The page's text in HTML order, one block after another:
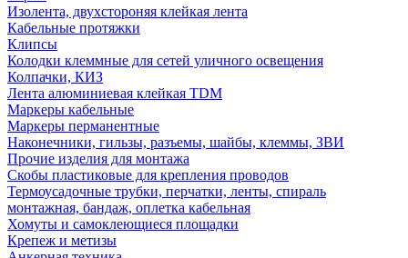
Изолента, двухстороняя клейкая лента
Кабельные протяжки
Клипсы
Колодки клеммные для сетей уличного освещения
Колпачки, КИЗ
Лента алюминиевая клейкая TDM
Маркеры кабельные
Маркеры перманентные
Наконечники, гильзы, разъемы, шайбы, клеммы, ЗВИ
Прочие изделия для монтажа
Скобы пластиковые для крепления проводов
Термоусадочные трубки, перчатки, ленты, спираль
монтажная, бандаж, оплетка кабельная
Хомуты и самоклеющиеся площадки
Крепеж и метизы